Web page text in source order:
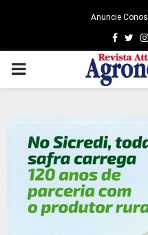
Anuncie
PRIMARY